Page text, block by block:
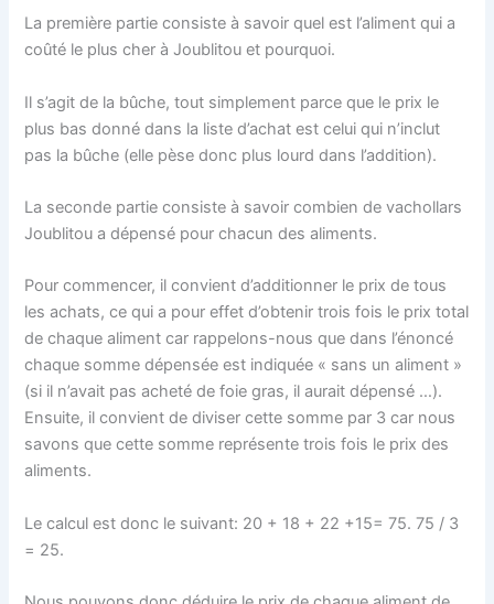
La première partie consiste à savoir quel est l’aliment qui a
coûté le plus cher à Joublitou et pourquoi.
Il s’agit de la bûche, tout simplement parce que le prix le
plus bas donné dans la liste d’achat est celui qui n’inclut
pas la bûche (elle pèse donc plus lourd dans l’addition).
La seconde partie consiste à savoir combien de vachollars
Joublitou a dépensé pour chacun des aliments.
Pour commencer, il convient d’additionner le prix de tous
les achats, ce qui a pour effet d’obtenir trois fois le prix total
de chaque aliment car rappelons-nous que dans l’énoncé
chaque somme dépensée est indiquée « sans un aliment »
(si il n’avait pas acheté de foie gras, il aurait dépensé …).
Ensuite, il convient de diviser cette somme par 3 car nous
savons que cette somme représente trois fois le prix des
aliments.
Le calcul est donc le suivant: 20 + 18 + 22 +15= 75. 75 / 3
= 25.